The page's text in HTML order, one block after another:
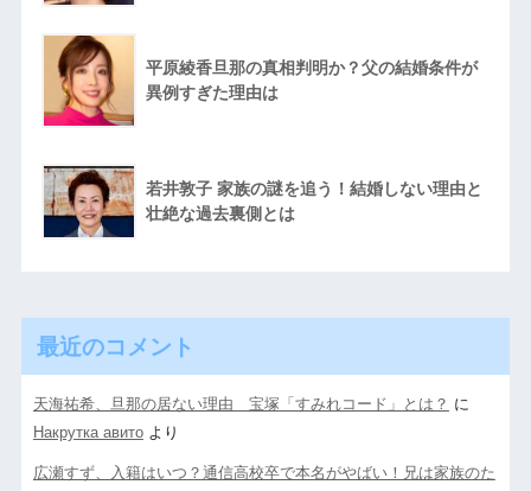
平原綾香旦那の真相判明か？父の結婚条件が
異例すぎた理由は
若井敦子 家族の謎を追う！結婚しない理由と
壮絶な過去裏側とは
最近のコメント
天海祐希、旦那の居ない理由 宝塚「すみれコード」とは？ に
Накрутка авитоより
広瀬すず、入籍はいつ？通信高校卒で本名がやばい！兄は家族のた